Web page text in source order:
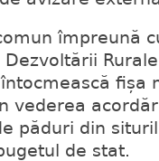
împreună
fișa
vederea
păduri din
de stat.